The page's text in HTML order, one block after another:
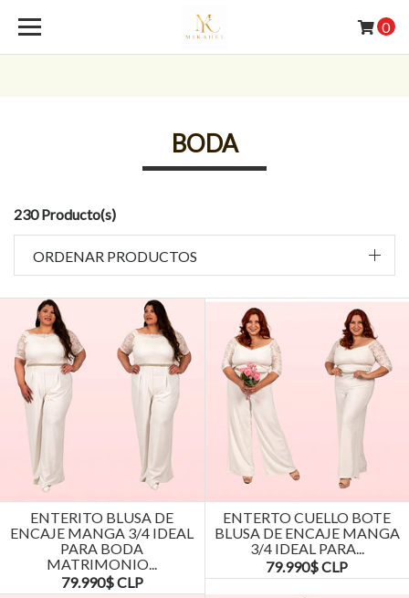
0
BODA
230 Producto(s)
ORDENAR PRODUCTOS
ENTERITO BLUSA DE
ENCAJE MANGA 3/4 IDEAL
PARA BODA
MATRIMONIO...
79.990$ CLP
ENTERTO CUELLO BOTE
BLUSA DE ENCAJE MANGA
3/4 IDEAL PARA...
79.990$ CLP